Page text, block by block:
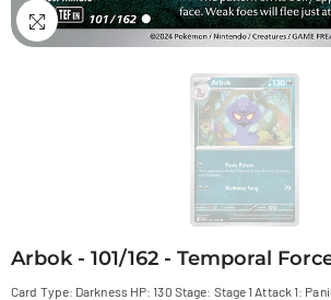
Arbok - 101/162 - Temporal
Card Type: Darkness HP: 130 Stage: Stage 1 Attack 1: